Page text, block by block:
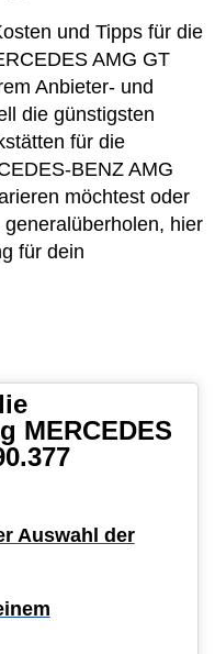
und Tipps für die
AMG GT
Anbieter- und
die günstigsten
für die
BENZ AMG
möchtest oder
generalüberholen, hier
für dein
MERCEDES
Auswahl der